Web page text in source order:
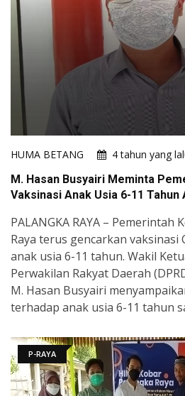
HUMA BETANG
4 tahun yang
M. Hasan Busyairi Meminta
Vaksinasi Anak Usia 6-11 Tahun
PALANGKA RAYA – Pemerintah
Raya terus gencarkan vaksinasi
anak usia 6-11 tahun. Wakil
Perwakilan Rakyat Daerah
M. Hasan Busyairi
terhadap anak usia 6-11 tahun
P-RAYA